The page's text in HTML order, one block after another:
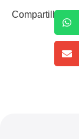
Compartilhe